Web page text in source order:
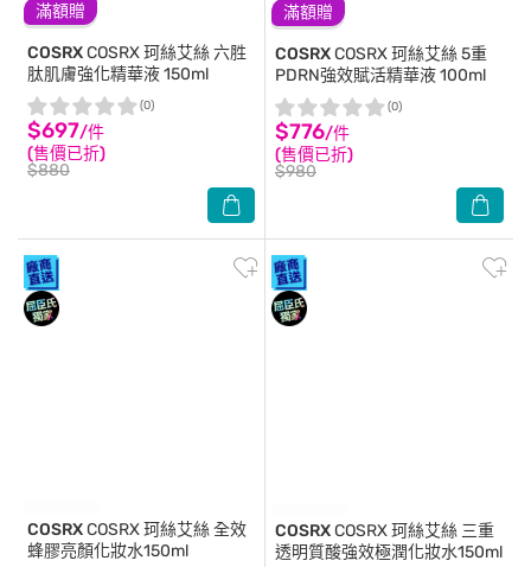
滿額贈
COSRXCOSRX 珂絲艾絲 六胜
肽肌膚強化精華液 150ml
$697/件
(售價已折)
$880
(0)
滿額贈
COSRXCOSRX 珂絲艾絲 5重
PDRN強效賦活精華液 100ml
$776/件
(售價已折)
$980
(0)
COSRXCOSRX 珂絲艾絲 全效
蜂膠亮顏化妝水150ml
COSRXCOSRX 珂絲艾絲 三重
透明質酸強效極潤化妝水150ml